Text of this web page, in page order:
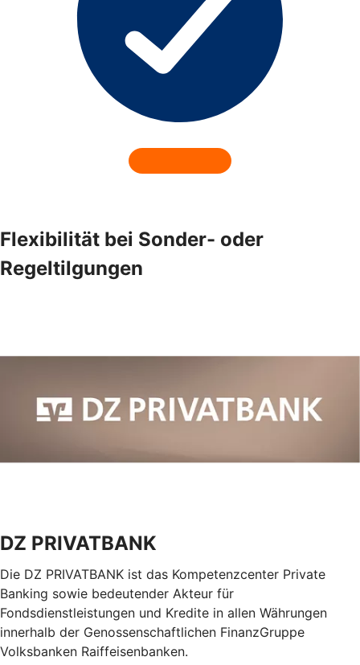
Flexibilität bei Sonder- oder
Regeltilgungen
DZ PRIVATBANK
Die DZ PRIVATBANK ist das Kompetenzcenter Private
Banking sowie bedeutender Akteur für
Fondsdienstleistungen und Kredite in allen Währungen
innerhalb der Genossenschaftlichen FinanzGruppe
Volksbanken Raiffeisenbanken.